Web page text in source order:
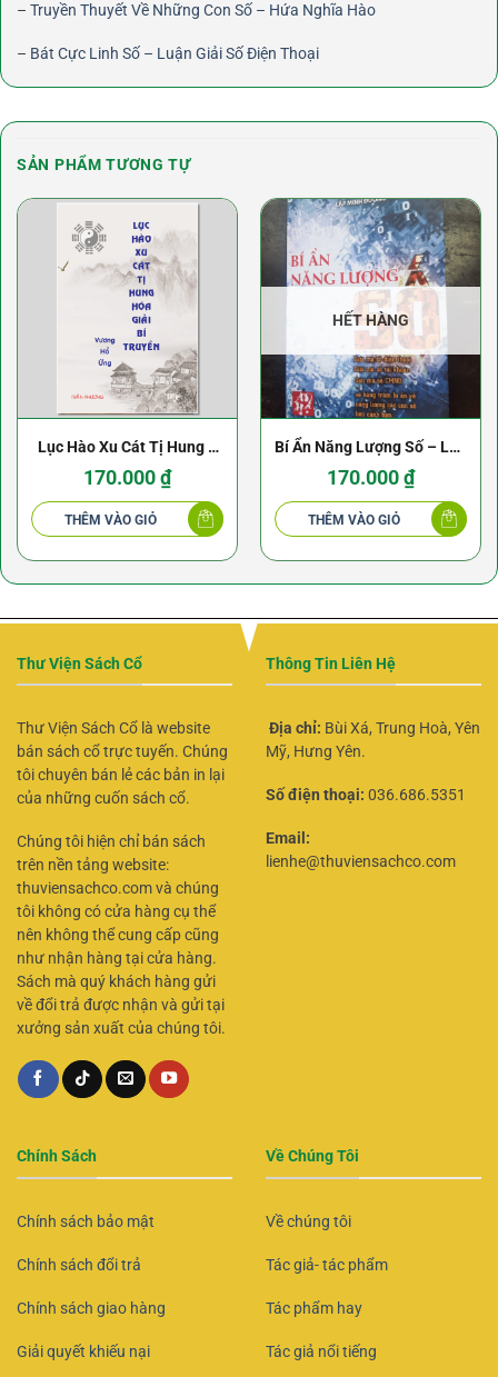
– Truyền Thuyết Về Những Con Số – Hứa Nghĩa Hào
– Bát Cực Linh Số – Luận Giải Số Điện Thoại
SẢN PHẨM TƯƠNG TỰ
Lục Hào Xu Cát Tị Hung –
Hóa Giải Bí Truyền –
Vương Hổ Ứng
170.000₫
THÊM VÀO GIỎ
HẾT HÀNG
Bí Ẩn Năng Lượng Số – Lập
Minh Đường
170.000₫
THÊM VÀO GIỎ
Thư Viện Sách Cổ
Thư Viện Sách Cổ là website
bán sách cổ trực tuyến. Chúng
tôi chuyên bán lẻ các bản in lại
của những cuốn sách cổ.
Chúng tôi hiện chỉ bán sách
trên nền tảng website:
thuviensachco.com và chúng
tôi không có cửa hàng cụ thể
nên không thể cung cấp cũng
như nhận hàng tại cửa hàng.
Sách mà quý khách hàng gửi
về đổi trả được nhận và gửi tại
xưởng sản xuất của chúng tôi.
Thông Tin Liên Hệ
Địa chỉ: Bùi Xá, Trung Hoà, Yên
Mỹ, Hưng Yên.
Số điện thoại: 036.686.5351
Email:
lienhe@thuviensachco.com
Chính Sách
Chính sách bảo mật
Chính sách đổi trả
Chính sách giao hàng
Giải quyết khiếu nại
Về Chúng Tôi
Về chúng tôi
Tác giả- tác phẩm
Tác phẩm hay
Tác giả nổi tiếng